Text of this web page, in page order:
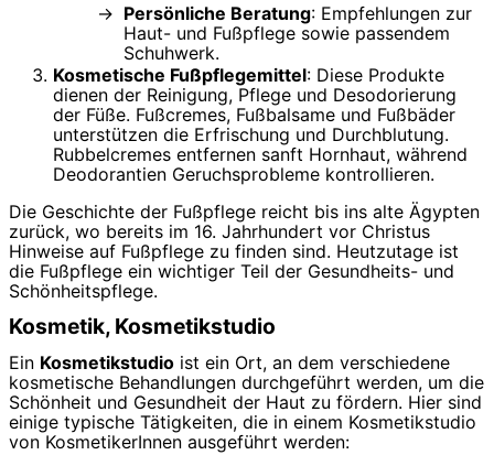
Persönliche Beratung: Empfehlungen zur
Haut- und Fußpflege sowie passendem
Schuhwerk.
Kosmetische Fußpflegemittel: Diese Produkte
dienen der Reinigung, Pflege und Desodorierung
der Füße. Fußcremes, Fußbalsame und Fußbäder
unterstützen die Erfrischung und Durchblutung.
Rubbelcremes entfernen sanft Hornhaut, während
Deodorantien Geruchsprobleme kontrollieren.
Die Geschichte der Fußpflege reicht bis ins alte Ägypten
zurück, wo bereits im 16. Jahrhundert vor Christus
Hinweise auf Fußpflege zu finden sind. Heutzutage ist
die Fußpflege ein wichtiger Teil der Gesundheits- und
Schönheitspflege.
Kosmetik, Kosmetikstudio
Ein Kosmetikstudio ist ein Ort, an dem verschiedene
kosmetische Behandlungen durchgeführt werden, um die
Schönheit und Gesundheit der Haut zu fördern. Hier sind
einige typische Tätigkeiten, die in einem Kosmetikstudio
von KosmetikerInnen ausgeführt werden: